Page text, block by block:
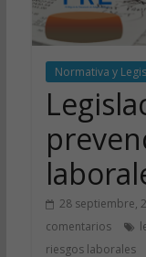
Normativa y
28 septiembre,
comentarios
riesgos laborales